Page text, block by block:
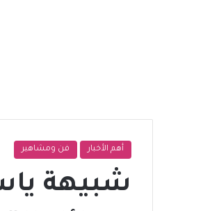
أهم الأخبار فن ومشاهير
شبيهة